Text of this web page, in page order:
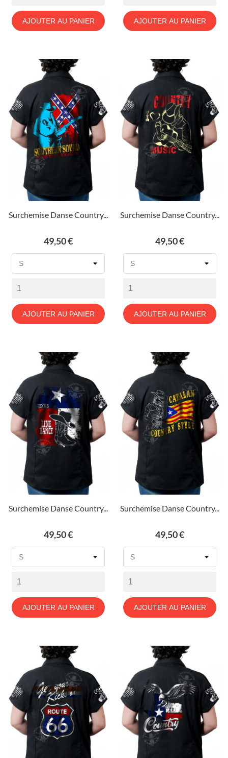
AJOUTER AU PANIER AJOUTER AU PANIER
Surchemise Danse Country...
Prix
49,50 €
AJOUTER AU PANIER
Surchemise Danse Country...
Prix
49,50 €
AJOUTER AU PANIER
Surchemise Danse Country...
Prix
49,50 €
AJOUTER AU PANIER
Surchemise Danse Country...
Prix
49,50 €
AJOUTER AU PANIER